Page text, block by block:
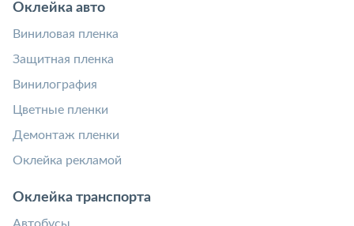
Оклейка авто
Виниловая пленка
Защитная пленка
Винилография
Цветные пленки
Демонтаж пленки
Оклейка рекламой
Оклейка транспорта